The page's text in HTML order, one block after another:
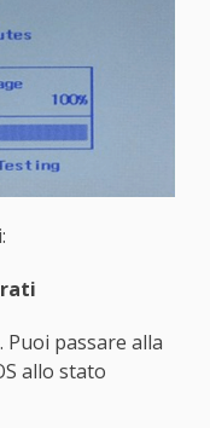
passare alla
allo stato